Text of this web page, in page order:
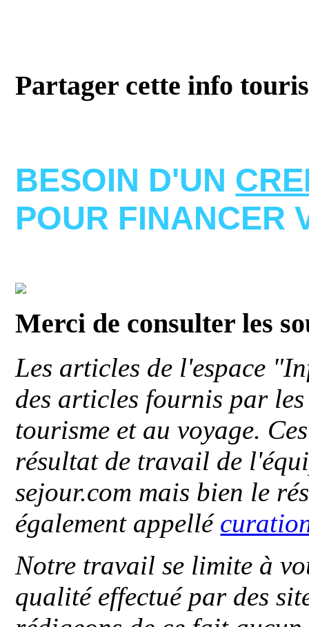
Partager cette info
BESOIN D'UN
POUR FINANCER
Merci de consulter les
Les articles de l'espace
des articles fournis par
tourisme et au voyage.
résultat de travail de
sejour.com mais bien le
également appellé
Notre travail se limite à
qualité effectué par des